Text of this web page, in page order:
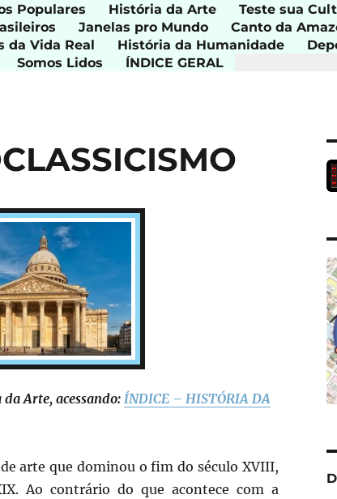
Populares História da Arte Teste sua
Janelas pro Mundo Canto da
da Vida Real História da Humanidade
Somos Lidos ÍNDICE GERAL
Arte, acessando: ÍNDICE – HISTÓRIA DA
arte que dominou o fim do século XVIII,
Ao contrário do que acontece com a